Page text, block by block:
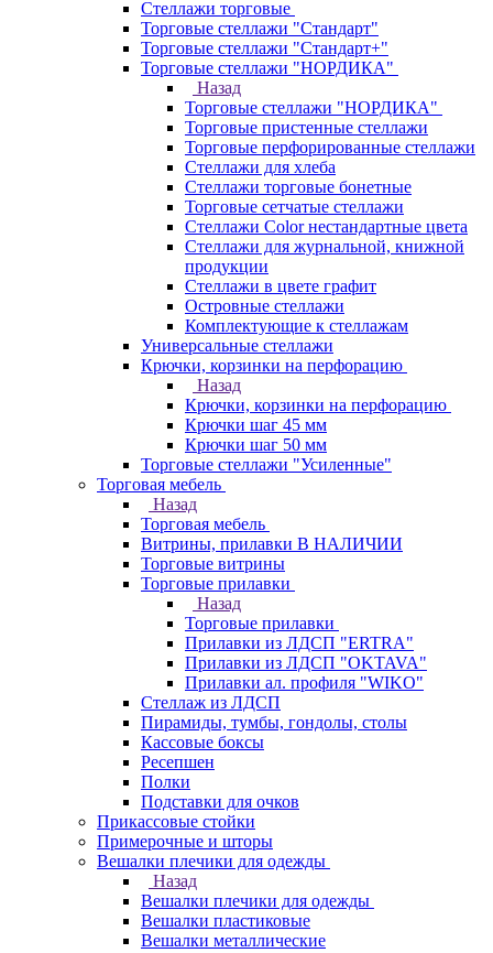
Стеллажи торговые
Торговые стеллажи "Стандарт"
Торговые стеллажи "Стандарт+"
Торговые стеллажи "НОРДИКА"
Назад
Торговые стеллажи "НОРДИКА"
Торговые пристенные стеллажи
Торговые перфорированные стеллажи
Стеллажи для хлеба
Стеллажи торговые бонетные
Торговые сетчатые стеллажи
Стеллажи Color нестандартные цвета
Стеллажи для журнальной, книжной
продукции
Стеллажи в цвете графит
Островные стеллажи
Комплектующие к стеллажам
Универсальные стеллажи
Крючки, корзинки на перфорацию
Назад
Крючки, корзинки на перфорацию
Крючки шаг 45 мм
Крючки шаг 50 мм
Торговые стеллажи "Усиленные"
Торговая мебель
Назад
Торговая мебель
Витрины, прилавки В НАЛИЧИИ
Торговые витрины
Торговые прилавки
Назад
Торговые прилавки
Прилавки из ЛДСП "ERTRA"
Прилавки из ЛДСП "OKTAVA"
Прилавки ал. профиля "WIKO"
Стеллаж из ЛДСП
Пирамиды, тумбы, гондолы, столы
Кассовые боксы
Ресепшен
Полки
Подставки для очков
Прикассовые стойки
Примерочные и шторы
Вешалки плечики для одежды
Назад
Вешалки плечики для одежды
Вешалки пластиковые
Вешалки металлические